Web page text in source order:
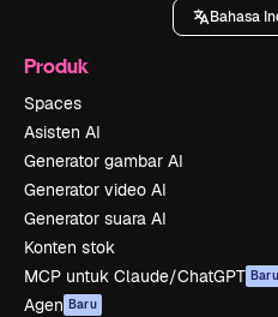
Bahasa
Produk
Spaces
Asisten AI
Generator gambar AI
Generator video AI
Generator suara AI
Konten stok
MCP untuk Claude/ChatGPT Baru
Agen Baru